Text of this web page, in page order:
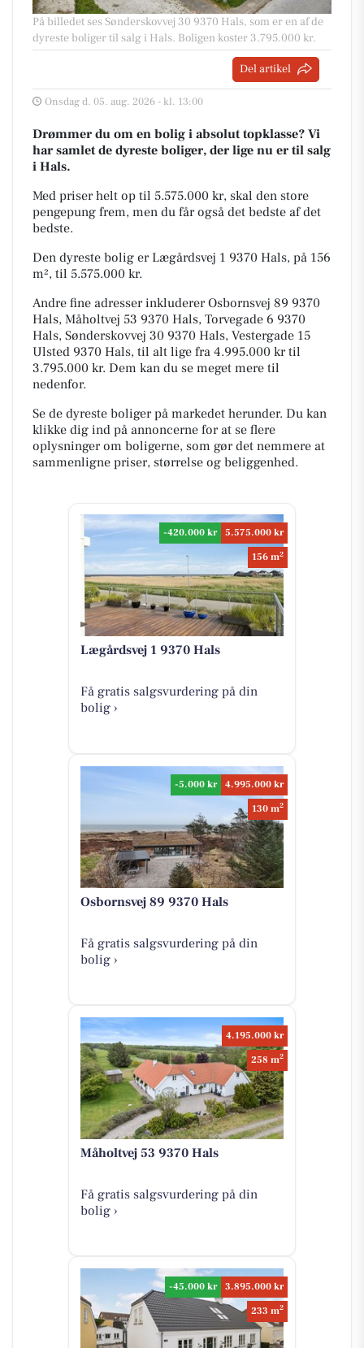
På billedet ses Sønderskovvej 30 9370 Hals, som er en af de
dyreste boliger til salg i Hals. Boligen koster 3.795.000 kr.
Del artikel
Onsdag d. 05. aug. 2026 - kl. 13:00
Drømmer du om en bolig i absolut topklasse? Vi
har samlet de dyreste boliger, der lige nu er til salg
i Hals.
Med priser helt op til 5.575.000 kr, skal den store
pengepung frem, men du får også det bedste af det
bedste.
Den dyreste bolig er Lægårdsvej 1 9370 Hals, på 156
m², til 5.575.000 kr.
Andre fine adresser inkluderer Osbornsvej 89 9370
Hals, Måholtvej 53 9370 Hals, Torvegade 6 9370
Hals, Sønderskovvej 30 9370 Hals, Vestergade 15
Ulsted 9370 Hals, til alt lige fra 4.995.000 kr til
3.795.000 kr. Dem kan du se meget mere til
nedenfor.
Se de dyreste boliger på markedet herunder. Du kan
klikke dig ind på annoncerne for at se flere
oplysninger om boligerne, som gør det nemmere at
sammenligne priser, størrelse og beliggenhed.
-420.000 kr
5.575.000 kr
156 m2
Lægårdsvej 1 9370 Hals
Få gratis salgsvurdering på din
bolig ›
-5.000 kr
4.995.000 kr
130 m2
Osbornsvej 89 9370 Hals
Få gratis salgsvurdering på din
bolig ›
4.195.000 kr
258 m2
Måholtvej 53 9370 Hals
Få gratis salgsvurdering på din
bolig ›
-45.000 kr
3.895.000 kr
233 m2